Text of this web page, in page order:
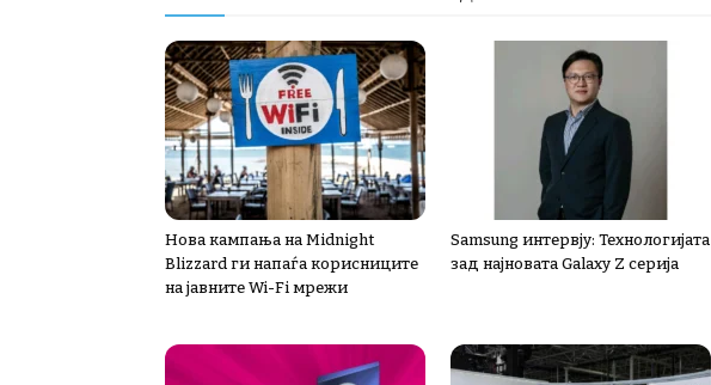
Нова кампања на Midnight
Blizzard ги напаѓа корисниците
на јавните Wi-Fi мрежи
Samsung интервју: Технологијата
зад најновата Galaxy Z серија